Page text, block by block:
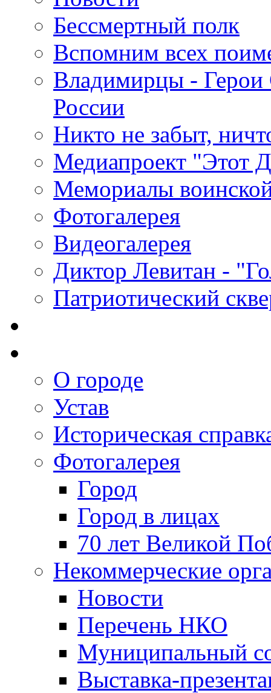
Бессмертный полк
Вспомним всех
Владимирцы - Герои
России
Никто не забыт,
Медиапроект "Этот
Мемориалы
Фотогалерея
Видеогалерея
Диктор Левитан -
Патриотический
О городе
Устав
Историческая
Фотогалерея
Город
Город в лицах
70 лет Великой
Некоммерческие
Новости
Перечень НКО
Муниципальный
Выставка-